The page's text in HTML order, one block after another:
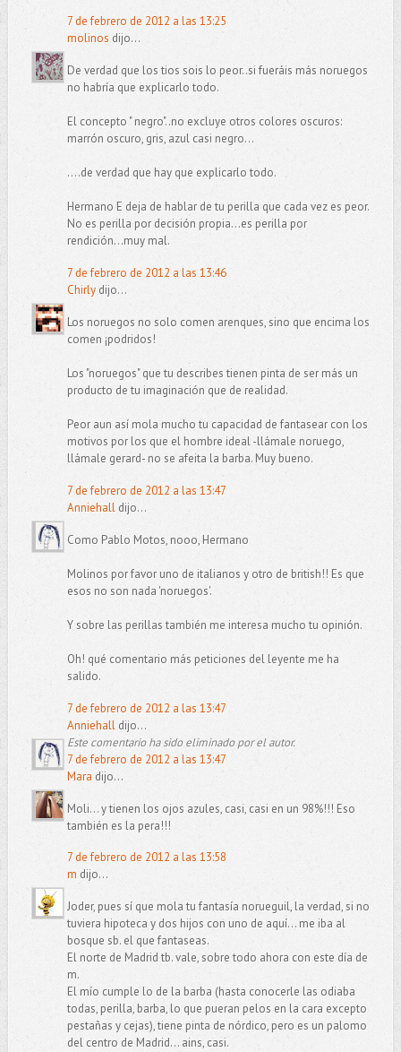
7 de febrero de 2012 a las 13:25
molinos dijo...
De verdad que los tios sois lo peor..si fueráis más noruegos
no habría que explicarlo todo.
El concepto " negro"..no excluye otros colores oscuros:
marrón oscuro, gris, azul casi negro...
....de verdad que hay que explicarlo todo.
Hermano E deja de hablar de tu perilla que cada vez es peor.
No es perilla por decisión propia...es perilla por
rendición...muy mal.
7 de febrero de 2012 a las 13:46
Chirlydijo...
Los noruegos no solo comen arenques, sino que encima los
comen ¡podridos!
Los "noruegos" que tu describes tienen pinta de ser más un
producto de tu imaginación que de realidad.
Peor aun así mola mucho tu capacidad de fantasear con los
motivos por los que el hombre ideal -llámale noruego,
llámale gerard- no se afeita la barba. Muy bueno.
7 de febrero de 2012 a las 13:47
Anniehalldijo...
Como Pablo Motos, nooo, Hermano
Molinos por favor uno de italianos y otro de british!! Es que
esos no son nada 'noruegos'.
Y sobre las perillas también me interesa mucho tu opinión.
Oh! qué comentario más peticiones del leyente me ha
salido.
7 de febrero de 2012 a las 13:47
Anniehalldijo...
Este comentario ha sido eliminado por el autor.
7 de febrero de 2012 a las 13:47
Mara dijo...
Moli... y tienen los ojos azules, casi, casi en un 98%!!! Eso
también es la pera!!!
7 de febrero de 2012 a las 13:58
m dijo...
Joder, pues sí que mola tu fantasía norueguil, la verdad, si no
tuviera hipoteca y dos hijos con uno de aquí... me iba al
bosque sb. el que fantaseas.
El norte de Madrid tb. vale, sobre todo ahora con este día de
m.
El mío cumple lo de la barba (hasta conocerle las odiaba
todas, perilla, barba, lo que pueran pelos en la cara excepto
pestañas y cejas), tiene pinta de nórdico, pero es un palomo
del centro de Madrid... ains, casi.